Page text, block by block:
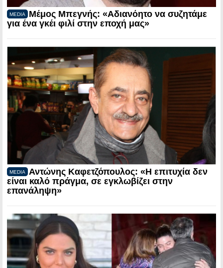
MEDIA
Μέμος Μπεγνής: «Αδιανόητο να συζητάμε
για ένα γκέι φιλί στην εποχή μας»
MEDIA
Αντώνης Καφετζόπουλος: «Η επιτυχία δεν
είναι καλό πράγμα, σε εγκλωβίζει στην
επανάληψη»